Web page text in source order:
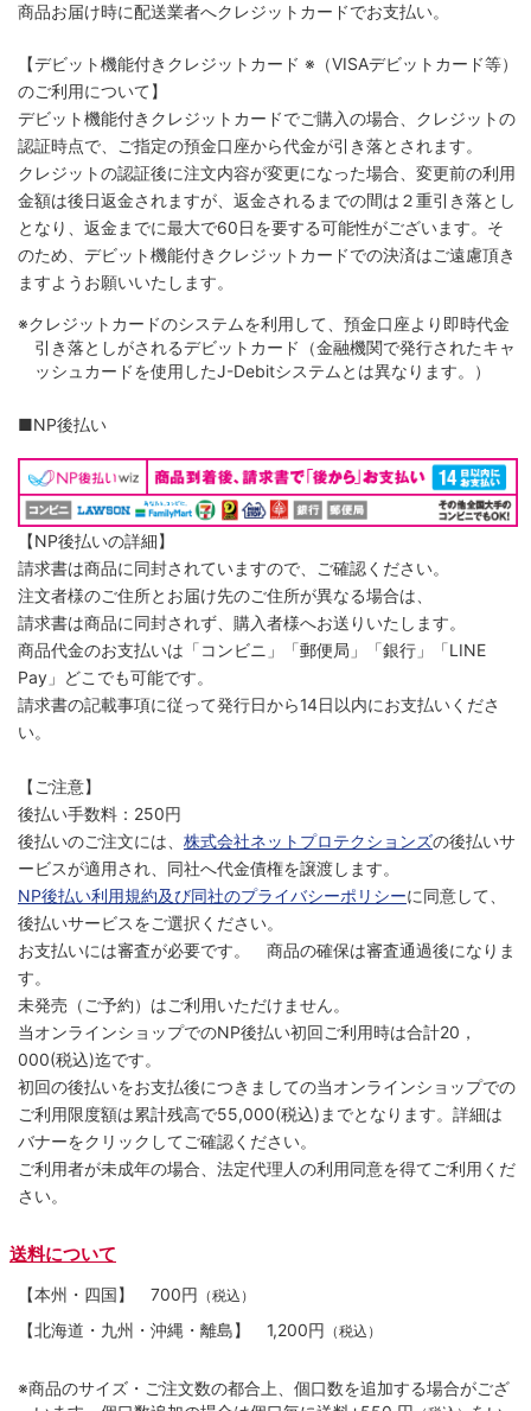
商品お届け時に配送業者へクレジットカードでお支払い。
【デビット機能付きクレジットカード ※（VISAデビットカード等）
のご利用について】
デビット機能付きクレジットカードでご購入の場合、クレジットの
認証時点で、ご指定の預金口座から代金が引き落とされます。
クレジットの認証後に注文内容が変更になった場合、変更前の利用
金額は後日返金されますが、返金されるまでの間は２重引き落とし
となり、返金までに最大で60日を要する可能性がございます。そ
のため、デビット機能付きクレジットカードでの決済はご遠慮頂き
ますようお願いいたします。
※クレジットカードのシステムを利用して、預金口座より即時代金
引き落としがされるデビットカード（金融機関で発行されたキャ
ッシュカードを使用したJ-Debitシステムとは異なります。）
■NP後払い
【NP後払いの詳細】
請求書は商品に同封されていますので、ご確認ください。
注文者様のご住所とお届け先のご住所が異なる場合は、
請求書は商品に同封されず、購入者様へお送りいたします。
商品代金のお支払いは「コンビニ」「郵便局」「銀行」「LINE
Pay」どこでも可能です。
請求書の記載事項に従って発行日から14日以内にお支払いくださ
い。
【ご注意】
後払い手数料：250円
後払いのご注文には、 株式会社ネットプロテクションズの後払いサ
ービスが適用され、同社へ代金債権を譲渡します。
NP後払い利用規約及び同社のプライバシーポリシーに同意して、
後払いサービスをご選択ください。
お支払いには審査が必要です。 商品の確保は審査通過後になりま
す。
未発売（ご予約）はご利用いただけません。
当オンラインショップでのNP後払い初回ご利用時は合計20，
000(税込)迄です。
初回の後払いをお支払後につきましての当オンラインショップでの
ご利用限度額は累計残高で55,000(税込)までとなります。詳細は
バナーをクリックしてご確認ください。
ご利用者が未成年の場合、法定代理人の利用同意を得てご利用くだ
さい。
送料について
【本州・四国】 700円 （税込）
【北海道・九州・沖縄・離島】 1,200円 （税込）
※商品のサイズ・ご注文数の都合上、個口数を追加する場合がござ